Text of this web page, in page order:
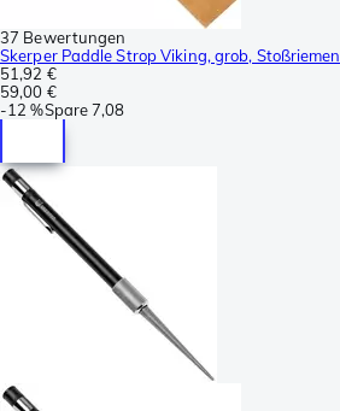
37 Bewertungen
Skerper Paddle Strop Viking, grob, Stoßriemen
51,92 €
59,00 €
-12 %Spare7,08